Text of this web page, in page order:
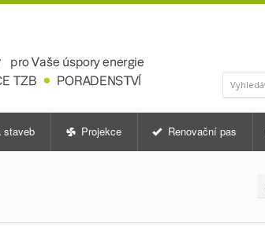
staveb Projekce Renovační pas